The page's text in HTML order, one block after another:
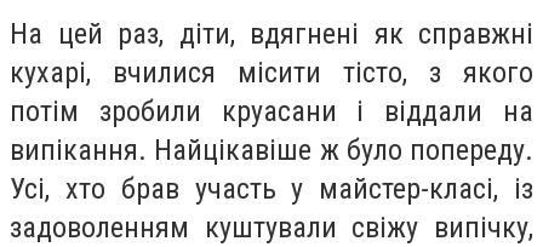
На цей раз, діти, вдягнені як справжні
кухарі, вчилися місити тісто, з якого
потім зробили круасани і віддали на
випікання. Найцікавіше ж було попереду.
Усі, хто брав участь у майстер-класі, із
задоволенням куштували свіжу випічку,